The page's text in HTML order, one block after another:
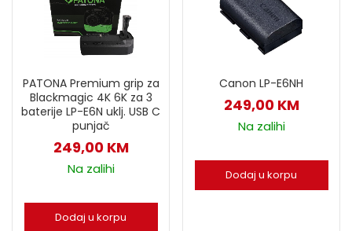
PATONA Premium grip za
Blackmagic 4K 6K za 3
baterije LP-E6N uklj. USB C
punjač
249,00 KM
Na zalihi
Dodaj u korpu
Canon LP-E6NH
249,00 KM
Na zalihi
Dodaj u korpu